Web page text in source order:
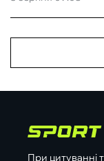
При цитуванні